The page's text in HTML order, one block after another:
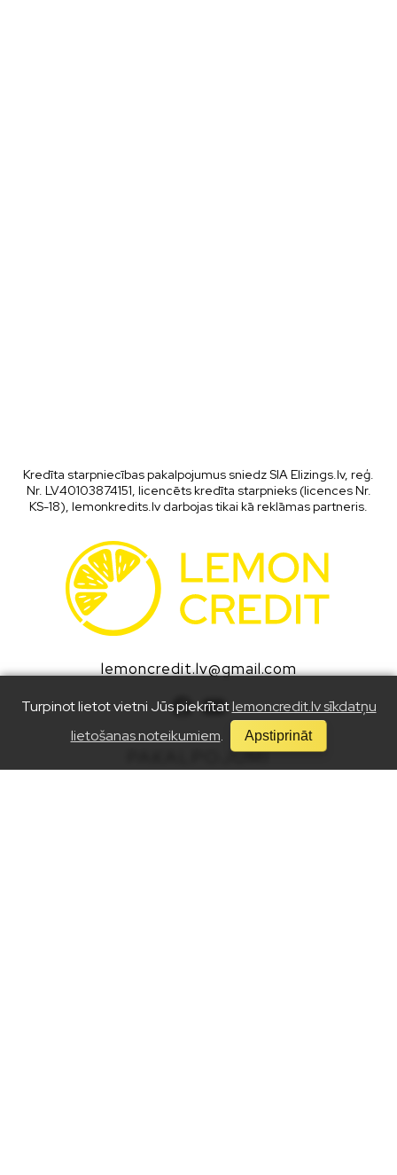
Kredīta starpniecības pakalpojumus sniedz SIA Elizings.lv, reģ.
Nr. LV40103874151, licencēts kredīta starpnieks (licences Nr.
KS-18), lemonkredits.lv darbojas tikai kā reklāmas partneris.
lemoncredit.lv@gmail.com
PAKALPOJUMI
Turpinot lietot vietni Jūs piekrītatlemoncredit.lv sīkdatņu
lietošanas noteikumiem. Apstiprināt